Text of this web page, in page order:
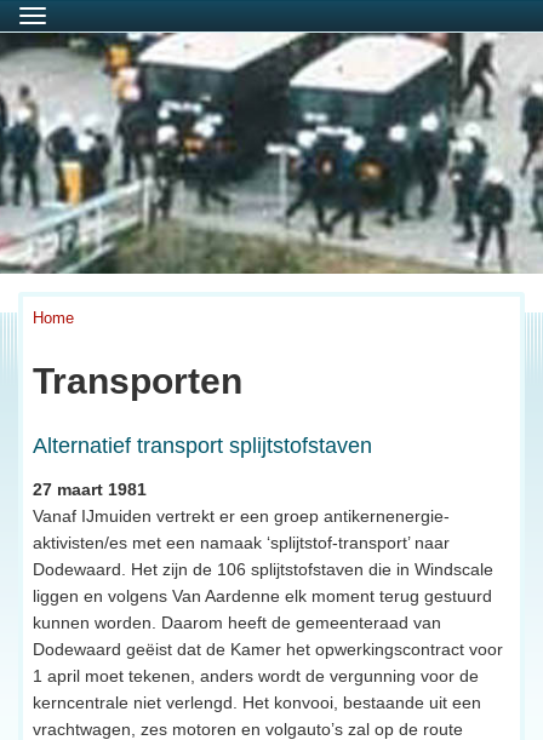
Menu
Home
Transporten
Alternatief transport splijtstofstaven
27 maart 1981
Vanaf IJmuiden vertrekt er een groep antikernenergie-
aktivisten/es met een namaak ‘splijtstof-transport’ naar
Dodewaard. Het zijn de 106 splijtstofstaven die in Windscale
liggen en volgens Van Aardenne elk moment terug gestuurd
kunnen worden. Daarom heeft de gemeenteraad van
Dodewaard geëist dat de Kamer het opwerkingscontract voor
1 april moet tekenen, anders wordt de vergunning voor de
kerncentrale niet verlengd. Het konvooi, bestaande uit een
vrachtwagen, zes motoren en volgauto’s zal op de route